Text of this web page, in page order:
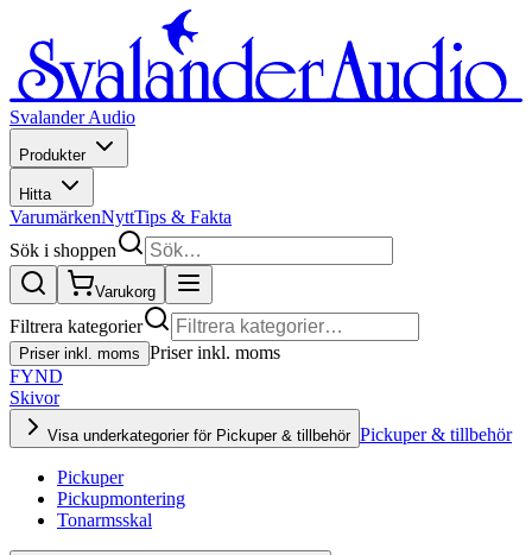
Svalander Audio
Produkter
Hitta
VarumärkenNyttTips & Fakta
Sök i shoppen
Varukorg
Filtrera kategorier
Priser inkl. moms Priser inkl. moms
FYND
Skivor
Visa underkategorier för Pickuper & tillbehör Pickuper & tillbehör
Pickuper
Pickupmontering
Tonarmsskal